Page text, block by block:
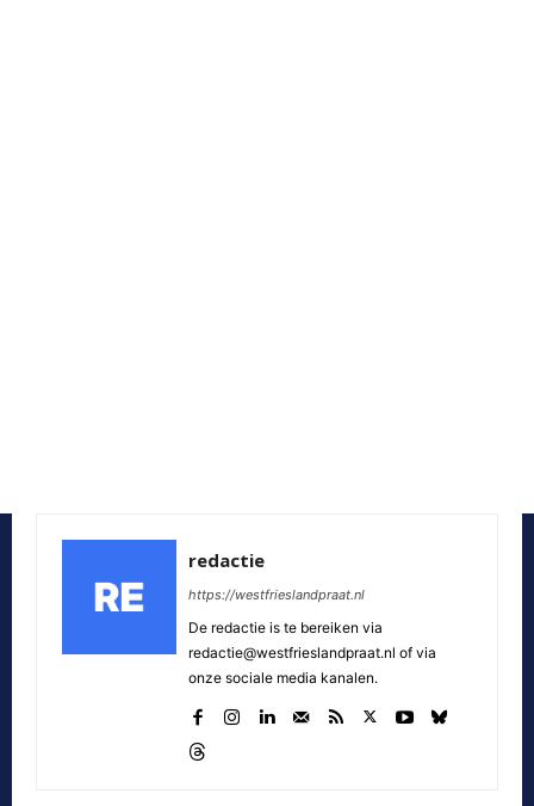
redactie
https://westfrieslandpraat.nl
De redactie is te bereiken via
redactie@westfrieslandpraat.nl of via
onze sociale media kanalen.